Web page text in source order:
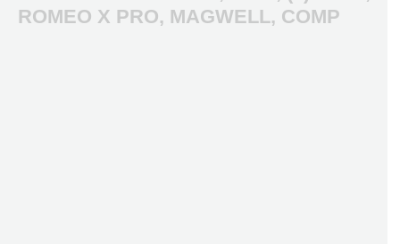
ROMEO X PRO, MAGWELL, COMP